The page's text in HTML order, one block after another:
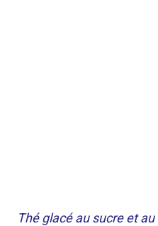
Thé glacé au sucre et